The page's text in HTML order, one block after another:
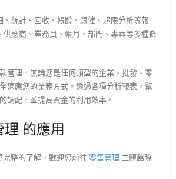
、統計、回收、帳齡、跟催、超限分析等報
供應商、業務員、帳月、部門、專案等多種條
管理，無論您是任何類型的企業、批發、零
適應您的業務方式。透過各種分析報表，幫
調配，並提高資金的利用效率。
的應用
整的了解，歡迎您前往 零售管理 主題館瞭